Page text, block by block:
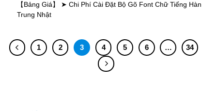
【Bảng Giá】 ➤ Chi Phí Cài Đặt Bộ Gõ Font Chữ Tiếng Hàn
Trung Nhật
1 2 3 4 5 6 … 34